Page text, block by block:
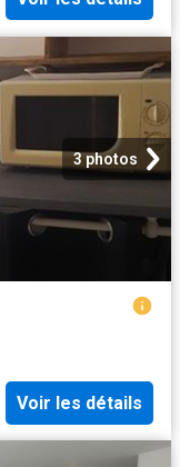
3 photos
Voir les détails